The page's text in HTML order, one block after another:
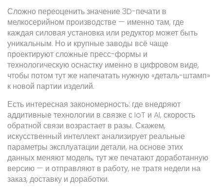
Сложно переоценить значение 3D-печати в
мелкосерийном производстве — именно там, где
каждая силовая установка или редуктор может быть
уникальным. Но и крупные заводы всё чаще
проектируют сложные пресс-формы и
технологическую оснастку именно в цифровом виде,
чтобы потом тут же напечатать нужную «деталь-штамп»
к новой партии изделий.
Есть интересная закономерность: где внедряют
аддитивные технологии в связке с IoT и AI, скорость
обратной связи возрастает в разы. Скажем,
искусственный интеллект анализирует реальные
параметры эксплуатации детали, на основе этих
данных меняют модель, тут же печатают доработанную
версию — и отправляют в работу, не тратя недели на
заказ, доставку и доработки.